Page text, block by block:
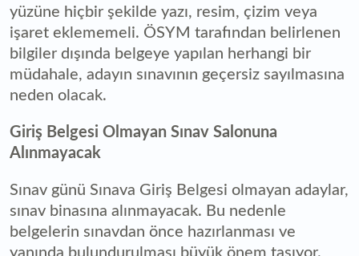
yüzüne hiçbir şekilde yazı, resim, çizim veya
işaret eklememeli. ÖSYM tarafından belirlenen
bilgiler dışında belgeye yapılan herhangi bir
müdahale, adayın sınavının geçersiz sayılmasına
neden olacak.
Giriş Belgesi Olmayan Sınav Salonuna
Alınmayacak
Sınav günü Sınava Giriş Belgesi olmayan adaylar,
sınav binasına alınmayacak. Bu nedenle
belgelerin sınavdan önce hazırlanması ve
yanında bulundurulması büyük önem taşıyor.